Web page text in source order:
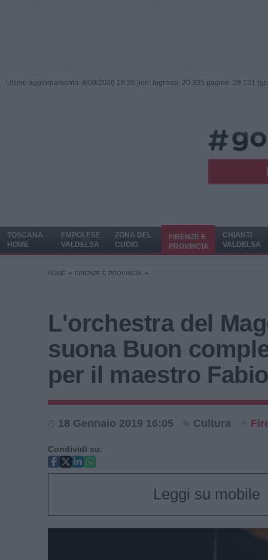
Ultimo aggiornamento: 8/08/2026 19:26 | ieri: Ingressi: 20.335 pagine: 29.131
TOSCANA
HOME
EMPOLESE
VALDELSA
ZONA DEL
CUOIO
FIRENZE E
PROVINCIA
CHIANTI
VALDELSA
HOME FIRENZE E PROVINCIA
L'orchestra del
suona Buon
per il maestro
18 Gennaio 2019 16:05 Cultura
Condividi su:
Leggi su mobile